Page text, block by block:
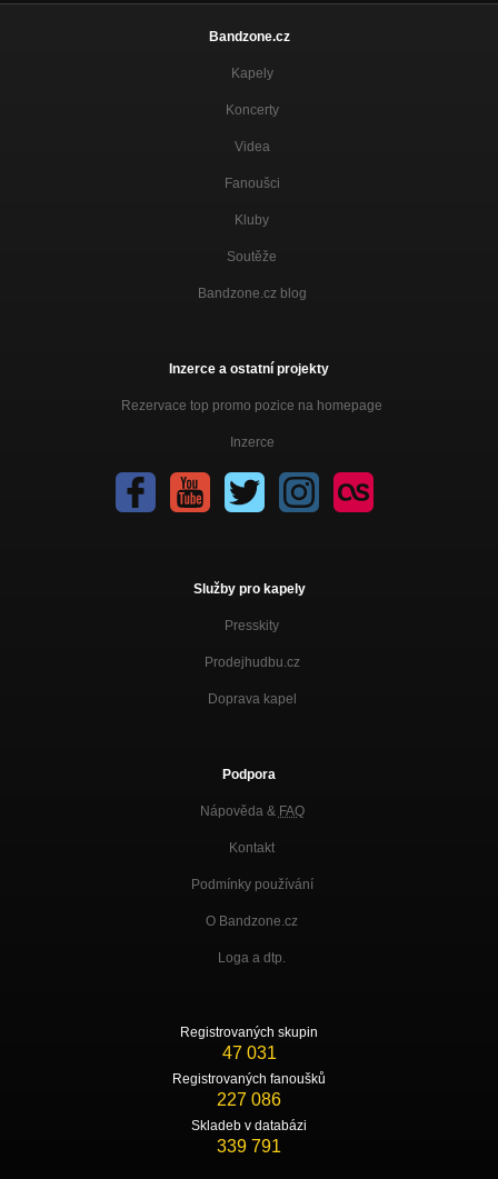
Bandzone.cz
Kapely
Koncerty
Videa
Fanoušci
Kluby
Soutěže
Bandzone.cz blog
Inzerce a ostatní projekty
Rezervace top promo pozice na homepage
Inzerce
Služby pro kapely
Presskity
Prodejhudbu.cz
Doprava kapel
Podpora
Nápověda & FAQ
Kontakt
Podmínky používání
O Bandzone.cz
Loga a dtp.
Registrovaných skupin
47 031
Registrovaných fanoušků
227 086
Skladeb v databázi
339 791